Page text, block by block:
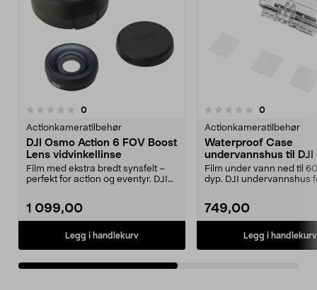
0anmeldelser
Actionkameratilbehør
DJI Osmo Action 6 FOV Boost
Lens vidvinkellinse
Film med ekstra bredt synsfelt –
perfekt for action og eventyr. DJI
1 099,00
Legg i handlekurv
0.0 av 5 stjerner 0anmeldelser
Actionkameratilbehør
Waterproof Case
undervannshus til DJI
Action 6
Film under vann ned til
dyp. DJI undervannshus
749,00
Legg i handlekurv
0.0 av 5 stjerner